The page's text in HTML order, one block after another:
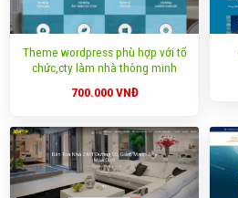
Theme wordpress phù hợp với tổ
chức,cty làm nhà thông minh
700.000VNĐ